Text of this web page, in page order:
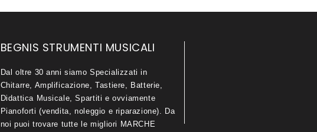
BEGNIS STRUMENTI MUSICALI
Dal oltre 30 anni siamo Specializzati in
Chitarre, Amplificazione, Tastiere, Batterie,
Didattica Musicale, Spartiti e ovviamente
Pianoforti (vendita, noleggio e riparazione). Da
noi puoi trovare tutte le migliori MARCHE